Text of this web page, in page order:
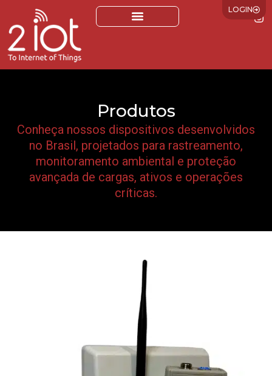
LOGIN
Produtos
Conheça nossos dispositivos desenvolvidos
no Brasil, projetados para rastreamento,
monitoramento ambiental e proteção
avançada de cargas, ativos e operações
críticas.